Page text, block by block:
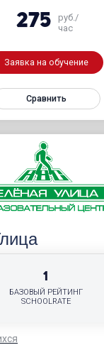
275
руб./
час
Заявка на обучение
Сравнить
1
БАЗОВЫЙ РЕЙТИНГ
SCHOOLRATE